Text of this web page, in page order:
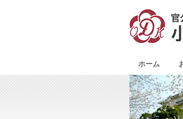
ホーム